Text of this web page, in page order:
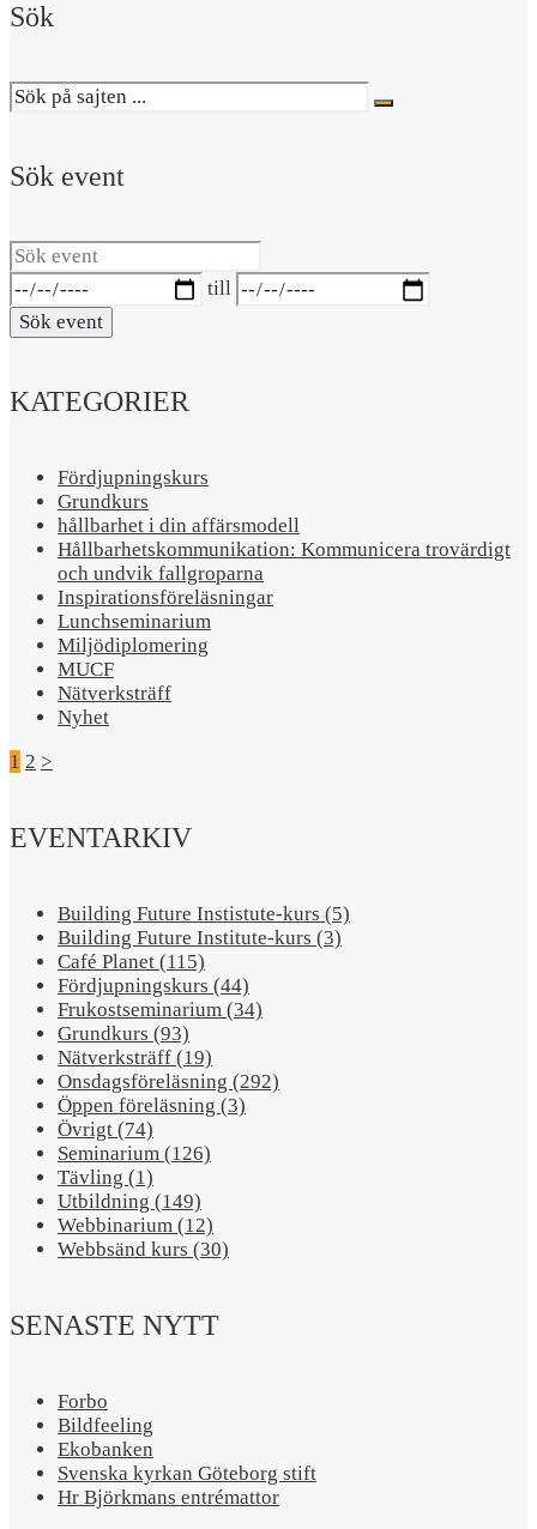
Sök
Sök event
Sök
event
Datumintervall:
till
Sök event
KATEGORIER
Fördjupningskurs
Grundkurs
hållbarhet i din affärsmodell
Hållbarhetskommunikation: Kommunicera trovärdigt
och undvik fallgroparna​
Inspirationsföreläsningar
Lunchseminarium
Miljödiplomering
MUCF
Nätverksträff
Nyhet
1 2 >
EVENTARKIV
Building Future Instistute-kurs (5)
Building Future Institute-kurs (3)
Café Planet (115)
Fördjupningskurs (44)
Frukostseminarium (34)
Grundkurs (93)
Nätverksträff (19)
Onsdagsföreläsning (292)
Öppen föreläsning (3)
Övrigt (74)
Seminarium (126)
Tävling (1)
Utbildning (149)
Webbinarium (12)
Webbsänd kurs (30)
SENASTE NYTT
Forbo
Bildfeeling
Ekobanken
Svenska kyrkan Göteborg stift
Hr Björkmans entrémattor